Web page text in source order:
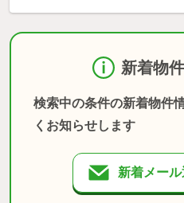
新着物
検索中の条件の新着物件
くお知らせします
新着メー